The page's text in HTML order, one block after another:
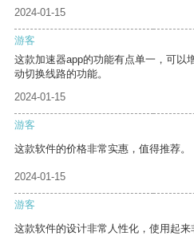
2024-01-15
游客
这款加速器app的功能有点单一，可以
动切换线路的功能。
2024-01-15
游客
这款软件的价格非常实惠，值得推荐。
2024-01-15
游客
这款软件的设计非常人性化，使用起来